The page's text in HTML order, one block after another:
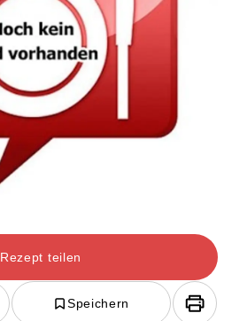
Rezept teilen
Speichern